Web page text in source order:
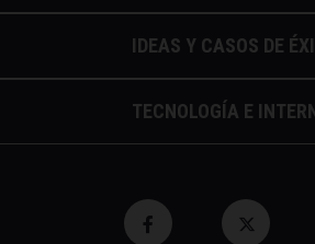
Barómetros de sueldos
Economía colaborativa
Economía para Pymes
IDEAS Y CASOS DE
Calendario de eventos
Casos de éxito
Entrevistas / autores
TECNOLOGÍA E
Blockchain y similares